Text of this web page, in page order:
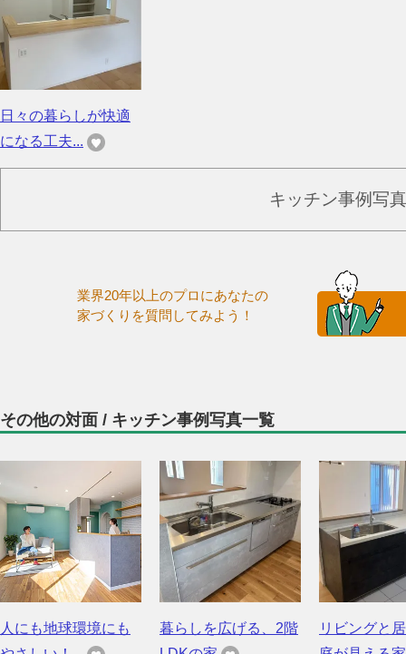
日々の暮らしが快適
になる工夫...
キッチン事例写
業界20年以上のプロにあなたの
家づくりを質問してみよう！
その他の対面 / キッチン事例写真一覧
人にも地球環境にも
暮らしを広げる、2階
リビングと